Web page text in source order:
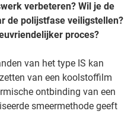
verbeteren? Wil je de
de polijstfase veiligstellen?
proces?
van het type IS kan
van een koolstoffilm
ontbinding van een
smeermethode geeft